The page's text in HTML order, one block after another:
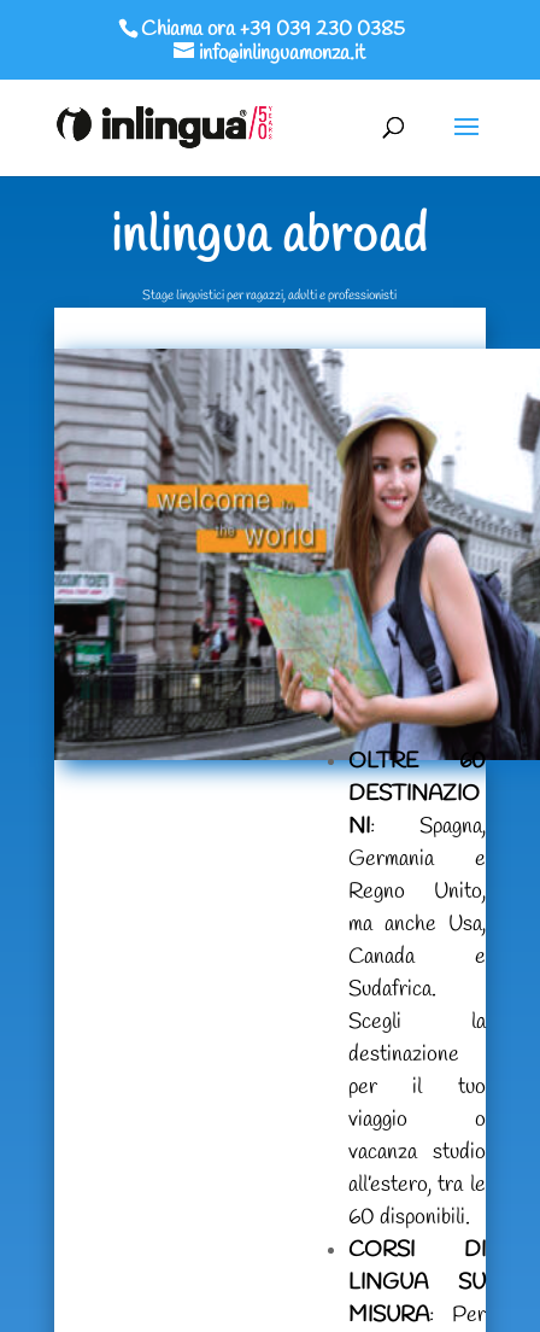
Chiama ora +39 039 230 0385
info@inlinguamonza.it
inlingua abroad
Stage linguistici per ragazzi, adulti e professionisti
OLTRE 60
DESTINAZIO
NI:Spagna,
Germania e
Regno Unito,
ma anche Usa,
Canada e
Sudafrica.
Scegli la
destinazione
per il tuo
viaggio o
vacanza studio
all’estero, tra le
60 disponibili.
CORSI DI
LINGUA SU
MISURA: Per